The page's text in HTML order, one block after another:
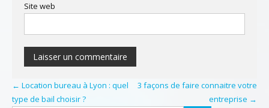
Site web
← Location bureau à Lyon : quel
type de bail choisir ?
3 façons de faire connaitre votre
entreprise →